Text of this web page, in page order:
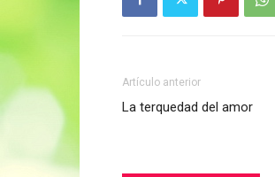
Artículo anterior
La terquedad del amor